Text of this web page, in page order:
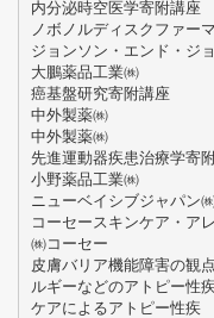
内分泌時空医学寄附講座
ノボノルディスクファー
ジョンソン・エンド・ジ
大鵬薬品工業㈱
癌基盤研究寄附講座
中外製薬㈱
中外製薬㈱
先進運動器疾患治療学寄
小野薬品工業㈱
ニューベイシブジャパン
コーセースキンケア・ア
㈱コーセー
皮膚バリア機能障害の観
ルギーなどのアトピー性
ケアによるアトピー性疾